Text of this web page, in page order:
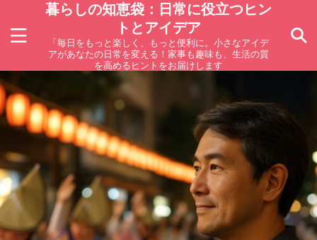
暮らしの知恵袋：日常に役立つヒン
トとアイデア
「毎日をもっと楽しく、もっと便利に。小さなアイデ
アがあなたの日常を変える！家事も趣味も、生活の質
を高めるヒントをお届けします